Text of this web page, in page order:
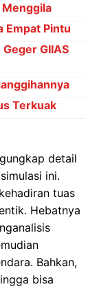
Empat Pintu
GIIAS
Terkuak
detail
ini.
tuas
Hebatnya
Bahkan,
bisa